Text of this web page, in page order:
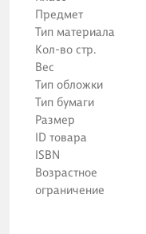
Предмет
Тип материала
Кол-во стр.
Вес
Тип обложки
Тип бумаги
Размер
ID товара
ISBN
Возрастное
ограничение